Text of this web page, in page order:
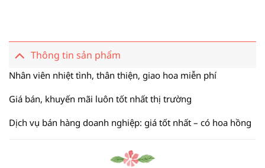
Thông tin sản phẩm
Nhân viên nhiệt tình, thân thiện, giao hoa miễn phí
Giá bán, khuyến mãi luôn tốt nhất thị trường
Dịch vụ bán hàng doanh nghiệp: giá tốt nhất – có hoa hồng